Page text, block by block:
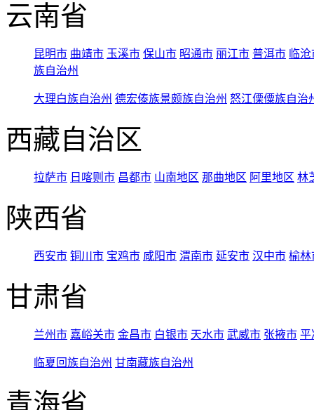
云南省
昆明市 曲靖市 玉溪市 保山市 昭通市 丽江市 普洱市 临
族自治州
大理白族自治州 德宏傣族景颇族自治州 怒江傈僳族自治
西藏自治区
拉萨市 日喀则市 昌都市 山南地区 那曲地区 阿里地区 林
陕西省
西安市 铜川市 宝鸡市 咸阳市 渭南市 延安市 汉中市 榆林
甘肃省
兰州市 嘉峪关市 金昌市 白银市 天水市 武威市 张掖市 平
临夏回族自治州 甘南藏族自治州
青海省